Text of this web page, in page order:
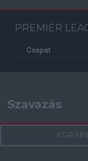
PREMIER
Csapat
Szavazás